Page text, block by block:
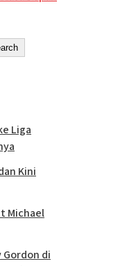
Liga
Kini
Michael
di